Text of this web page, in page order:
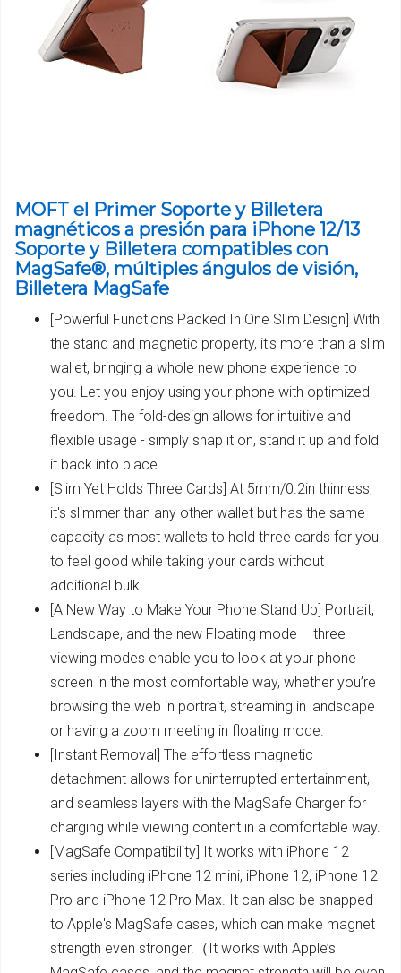
MOFT el Primer Soporte y Billetera
magnéticos a presión para iPhone 12/13
Soporte y Billetera compatibles con
MagSafe®, múltiples ángulos de visión,
Billetera MagSafe
[Powerful Functions Packed In One Slim Design] With
the stand and magnetic property, it's more than a slim
wallet, bringing a whole new phone experience to
you. Let you enjoy using your phone with optimized
freedom. The fold-design allows for intuitive and
flexible usage - simply snap it on, stand it up and fold
it back into place.
[Slim Yet Holds Three Cards] At 5mm/0.2in thinness,
it's slimmer than any other wallet but has the same
capacity as most wallets to hold three cards for you
to feel good while taking your cards without
additional bulk.
[A New Way to Make Your Phone Stand Up] Portrait,
Landscape, and the new Floating mode – three
viewing modes enable you to look at your phone
screen in the most comfortable way, whether you’re
browsing the web in portrait, streaming in landscape
or having a zoom meeting in floating mode.
[Instant Removal] The effortless magnetic
detachment allows for uninterrupted entertainment,
and seamless layers with the MagSafe Charger for
charging while viewing content in a comfortable way.
[MagSafe Compatibility] It works with iPhone 12
series including iPhone 12 mini, iPhone 12, iPhone 12
Pro and iPhone 12 Pro Max. It can also be snapped
to Apple's MagSafe cases, which can make magnet
strength even stronger.（It works with Apple’s